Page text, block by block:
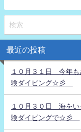
最近の投稿
１０月３１日 今年も
験ダイビング☆彡
１０月３０日 海をい
験ダイビングで☆彡